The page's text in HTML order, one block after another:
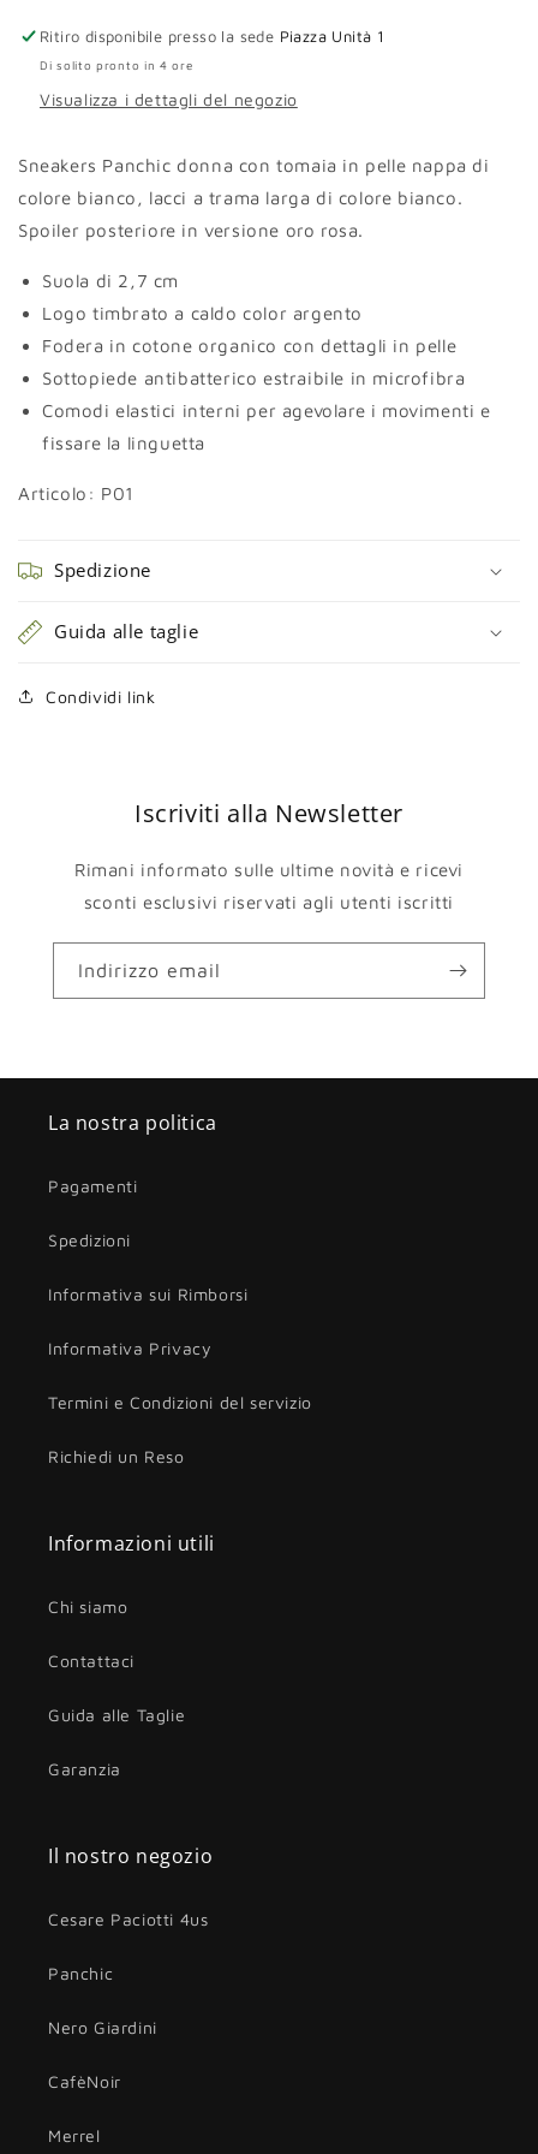
rosa
rosa
Ritiro disponibile presso la sede Piazza Unità 1
Di solito pronto in 4 ore
Visualizza i dettagli del negozio
Sneakers Panchic donna con tomaia in pelle nappa di
colore bianco, lacci a trama larga di colore bianco.
Spoiler posteriore in versione oro rosa.
Suola di 2,7 cm
Logo timbrato a caldo color argento
Fodera in cotone organico con dettagli in pelle
Sottopiede antibatterico estraibile in microfibra
Comodi elastici interni per agevolare i movimenti e
fissare la linguetta
Articolo: P01
Spedizione
Guida alle taglie
Condividi link
Iscriviti alla Newsletter
Rimani informato sulle ultime novità e ricevi
sconti esclusivi riservati agli utenti iscritti
Indirizzo email
La nostra politica
Pagamenti
Spedizioni
Informativa sui Rimborsi
Informativa Privacy
Termini e Condizioni del servizio
Richiedi un Reso
Informazioni utili
Chi siamo
Contattaci
Guida alle Taglie
Garanzia
Il nostro negozio
Cesare Paciotti 4us
Panchic
Nero Giardini
CafèNoir
Merrel